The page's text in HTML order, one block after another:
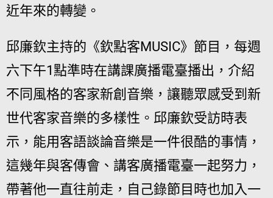
近年來的轉變。
邱廉欽主持的《欽點客MUSIC》節目，每週
六下午1點準時在講課廣播電臺播出，介紹
不同風格的客家新創音樂，讓聽眾感受到新
世代客家音樂的多樣性。邱廉欽受訪時表
示，能用客語談論音樂是一件很酷的事情，
這幾年與客傳會、講客廣播電臺一起努力，
帶著他一直往前走，自己錄節目時也加入一